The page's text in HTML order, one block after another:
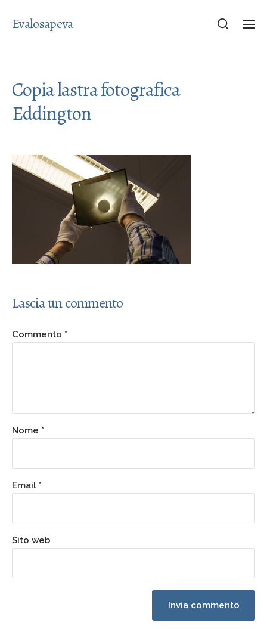
Evalosapeva
Copia lastra fotografica
Eddington
Lascia un commento
Commento *
Nome *
Email *
Sito web